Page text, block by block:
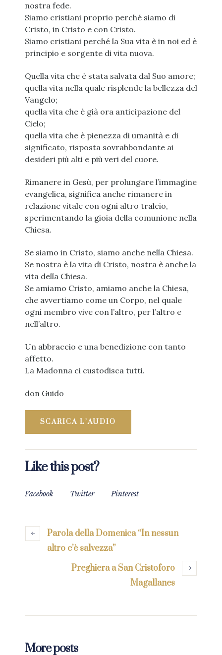
nostra fede.
Siamo cristiani proprio perché siamo di
Cristo, in Cristo e con Cristo.
Siamo cristiani perché la Sua vita è in noi ed è
principio e sorgente di vita nuova.
Quella vita che è stata salvata dal Suo amore;
quella vita nella quale risplende la bellezza del
Vangelo;
quella vita che è già ora anticipazione del
Cielo;
quella vita che è pienezza di umanità e di
significato, risposta sovrabbondante ai
desideri più alti e più veri del cuore.
Rimanere in Gesù, per prolungare l’immagine
evangelica, significa anche rimanere in
relazione vitale con ogni altro tralcio,
sperimentando la gioia della comunione nella
Chiesa.
Se siamo in Cristo, siamo anche nella Chiesa.
Se nostra è la vita di Cristo, nostra è anche la
vita della Chiesa.
Se amiamo Cristo, amiamo anche la Chiesa,
che avvertiamo come un Corpo, nel quale
ogni membro vive con l’altro, per l’altro e
nell’altro.
Un abbraccio e una benedizione con tanto
affetto.
La Madonna ci custodisca tutti.
don Guido
SCARICA L’AUDIO
Like this post?
Facebook Twitter Pinterest
Parola della Domenica “In nessun
altro c’è salvezza”
Preghiera a San Cristoforo
Magallanes
More posts